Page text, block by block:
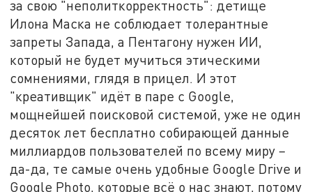
за свою "неполиткорректность": детище
Илона Маска не соблюдает толерантные
запреты Запада, а Пентагону нужен ИИ,
который не будет мучиться этическими
сомнениями, глядя в прицел. И этот
"креативщик" идёт в паре с Google,
мощнейшей поисковой системой, уже не один
десяток лет бесплатно собирающей данные
миллиардов пользователей по всему миру –
да-да, те самые очень удобные Google Drive и
Google Photo, которые всё о нас знают, потому